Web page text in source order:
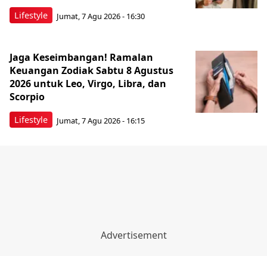
Lifestyle Jumat, 7 Agu 2026 - 16:30
Lifestyle
Jaga Keseimbangan! Ramalan
Keuangan Zodiak Sabtu 8 Agustus
2026 untuk Leo, Virgo, Libra, dan
Scorpio
Jumat, 7 Agu 2026 - 16:15